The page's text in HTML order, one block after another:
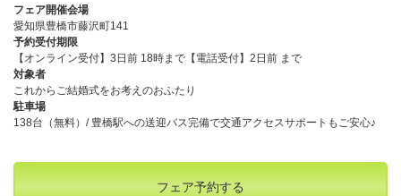
フェア開催会場
愛知県豊橋市藤沢町141
予約受付期限
【オンライン受付】3日前 18時まで【電話受付】2日前 まで
対象者
これからご結婚式をお考えのおふたり
駐車場
138台（無料）/ 豊橋駅への送迎バス完備で交通アクセスサポートもご安心♪
フェア予約する